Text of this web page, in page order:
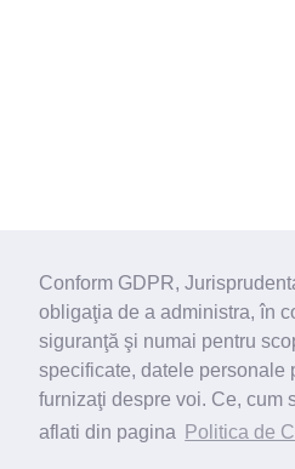
Conform GDPR,
obligaţia de a administra, în
siguranţă şi numai pentru
specificate, datele personale
furnizaţi despre voi. Ce, cum
aflati din pagina
Politica de